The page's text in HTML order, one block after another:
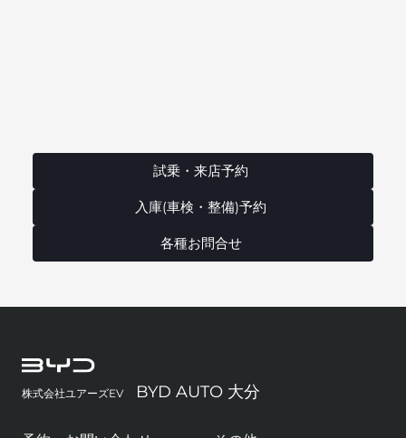
試乗・来店予約
入庫(車検・整備)予約
各種お問合せ
株式会社ユアーズEV BYD AUTO 大分